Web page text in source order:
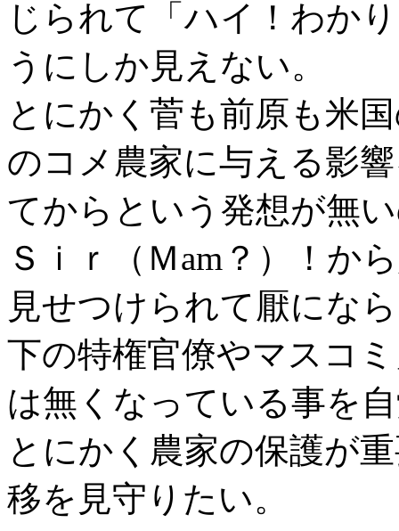
じられて「ハイ！わか
うにしか見えない。
とにかく菅も前原も米
のコメ農家に与える影
てからという発想が無
Ｓｉｒ（Ｍam？）！か
見せつけられて厭にな
下の特権官僚やマスコ
は無くなっている事を
とにかく農家の保護が
移を見守りたい。